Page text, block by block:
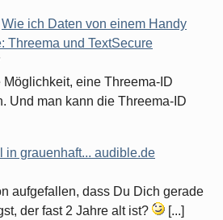
Wie ich Daten von einem Handy
Threema und TextSecure
Möglichkeit, eine Threema-ID
Und man kann die Threema-ID
in grauenhaft... audible.de
aufgefallen, dass Du Dich gerade
der fast 2 Jahre alt ist?
[...]